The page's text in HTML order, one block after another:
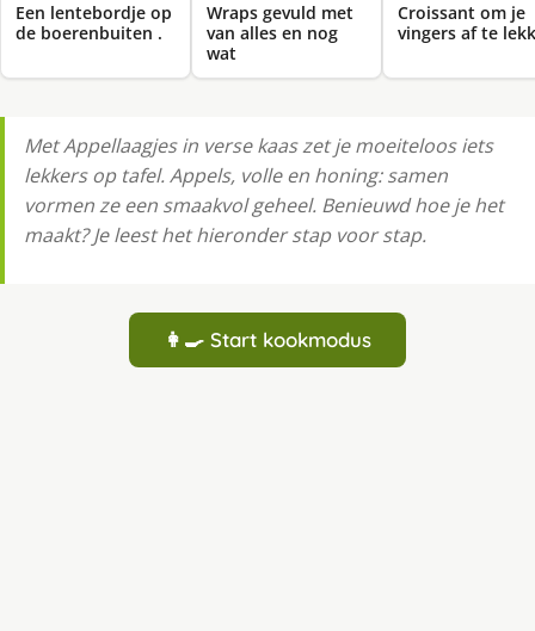
Een lentebordje op
de boerenbuiten .
Wraps gevuld met
van alles en nog
wat
Croissant om je
vingers af te
Met Appellaagjes in verse kaas zet je moeiteloos iets
lekkers op tafel. Appels, volle en honing: samen
vormen ze een smaakvol geheel. Benieuwd hoe je het
maakt? Je leest het hieronder stap voor stap.
👩‍🍳 Start kookmodus